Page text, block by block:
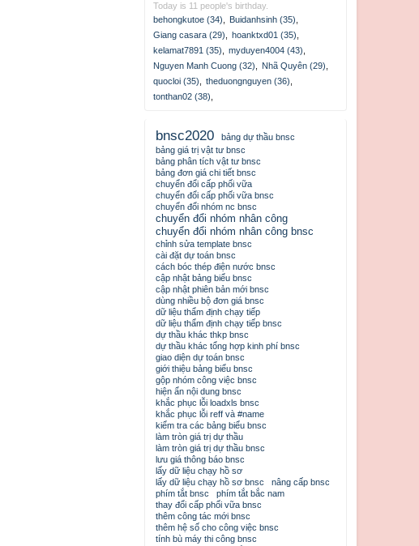
Today is 11 people's birthday.
behongkutoe (34)
Buidanhsinh (35)
Giang casara (29)
hoanktxd01 (35)
kelamat7891 (35)
myduyen4004 (43)
Nguyen Manh Cuong (32)
Nhã Quyên (29)
quocloi (35)
theduongnguyen (36)
tonthan02 (38)
bnsc2020
bảng dự thầu bnsc
bảng giá trị vật tư bnsc
bảng phân tích vật tư bnsc
bảng đơn giá chi tiết bnsc
chuyển đổi cấp phối vữa
chuyển đổi cấp phối vữa bnsc
chuyển đổi nhóm nc bnsc
chuyển đổi nhóm nhân công
chuyển đổi nhóm nhân công bnsc
chỉnh sửa template bnsc
cài đặt dự toán bnsc
cách bóc thép điện nước bnsc
cập nhật bảng biểu bnsc
cập nhật phiên bản mới bnsc
dùng nhiều bộ đơn giá bnsc
dữ liệu thẩm định chạy tiếp
dữ liệu thẩm định chạy tiếp bnsc
dự thầu khác thkp bnsc
dự thầu khác tổng hợp kinh phí bnsc
giao diện dự toán bnsc
giới thiệu bảng biểu bnsc
gộp nhóm công việc bnsc
hiện ẩn nội dung bnsc
khắc phục lỗi loadxls bnsc
khắc phục lỗi reff và #name
kiểm tra các bảng biểu bnsc
làm tròn giá trị dự thầu
làm tròn giá trị dự thầu bnsc
lưu giá thông báo bnsc
lấy dữ liệu chạy hồ sơ
lấy dữ liệu chạy hồ sơ bnsc
nâng cấp bnsc
phím tắt bnsc
phím tắt bắc nam
thay đổi cấp phối vữa bnsc
thêm công tác mới bnsc
thêm hệ số cho công việc bnsc
tính bù máy thi công bnsc